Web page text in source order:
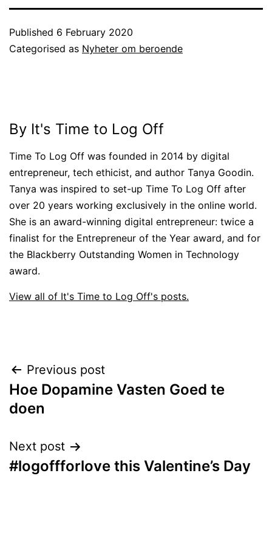
Published 6 February 2020
Categorised as Nyheter om beroende
By It's Time to Log Off
Time To Log Off was founded in 2014 by digital
entrepreneur, tech ethicist, and author Tanya Goodin.
Tanya was inspired to set-up Time To Log Off after
over 20 years working exclusively in the online world.
She is an award-winning digital entrepreneur: twice a
finalist for the Entrepreneur of the Year award, and for
the Blackberry Outstanding Women in Technology
award.
View all of It's Time to Log Off's posts.
Post
navigation
Previous post
Hoe Dopamine Vasten Goed te
doen
Next post
#logoffforlove this Valentine’s Day